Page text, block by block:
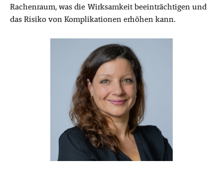
Rachenraum, was die Wirksamkeit beeinträchtigen und
das Risiko von Komplikationen erhöhen kann.